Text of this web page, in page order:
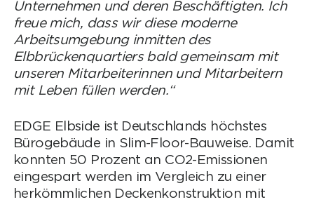
Unternehmen und deren Beschäftigten. Ich
freue mich, dass wir diese moderne
Arbeitsumgebung inmitten des
Elbbrückenquartiers bald gemeinsam mit
unseren Mitarbeiterinnen und Mitarbeitern
mit Leben füllen werden.“
EDGE Elbside ist Deutschlands höchstes
Bürogebäude in Slim-Floor-Bauweise. Damit
konnten 50 Prozent an CO2-Emissionen
eingespart werden im Vergleich zu einer
herkömmlichen Deckenkonstruktion mit